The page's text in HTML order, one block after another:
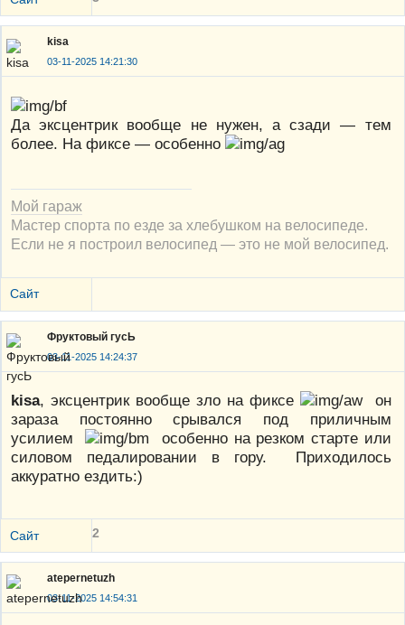
kisa
03-11-2025 14:21:30
Да эксцентрик вообще не нужен, а сзади — тем
более. На фиксе — особенно
Мой гараж
Мастер спорта по езде за хлебушком на велосипеде.
Если не я построил велосипед — это не мой велосипед.
Сайт
Фруктовый гусЬ
03-11-2025 14:24:37
kisa, эксцентрик вообще зло на фиксе
он
зараза постоянно срывался под приличным
усилием
особенно на резком старте или
силовом педалировании в гору. Приходилось
аккуратно ездить:)
Сайт 2
atepernetuzh
03-11-2025 14:54:31